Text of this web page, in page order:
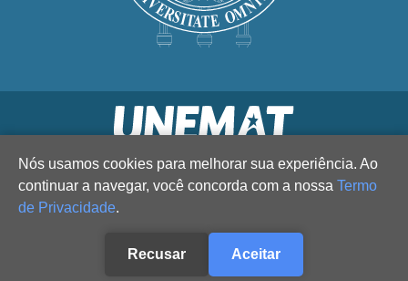
Nós usamos cookies para melhorar sua experiência. Ao
continuar a navegar, você concorda com a nossa Termo
de Privacidade.
Recusar Aceitar